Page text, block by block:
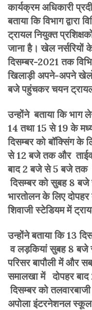
कार्यक्रम अधिकारी
बताया कि विभाग द्वारा
ट्रायल नियुक्त
जाना है। खेल
दिसम्बर-2021 तक
खिलाड़ी अपने-अपने
बजे पहुंचकर चयन
उन्होंने बताया कि भाग
14 तथा 15 से 19 के मध्य
दिसम्बर को बॉक्सिंग
से 12 बजे तक और
बाद 2 बजे से 5 बजे
दिसम्बर को सुबह 8
भारतोलन के लिए
शिवाजी स्टेडियम में
उन्होंने बताया कि 13
व लड़कियां सुबह 8 बजे
परिसर बापौली में और
समालखा में दोपहर
दिसम्बर को
अपोला इंटरनेशनल स्कूल